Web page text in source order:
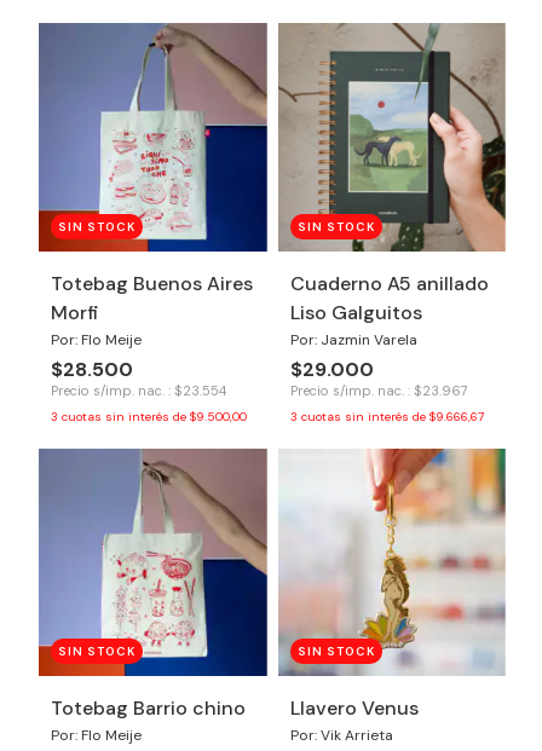
SIN STOCK
Totebag Buenos Aires
Morfi
Por: Flo Meije
$28.500
Precio s/imp. nac. : $23.554
3 cuotas sin interés de $9.500,00
SIN STOCK
Cuaderno A5 anillado
Liso Galguitos
Por: Jazmin Varela
$29.000
Precio s/imp. nac. : $23.967
3 cuotas sin interés de $9.666,67
SIN STOCK
Totebag Barrio chino
Por: Flo Meije
SIN STOCK
Llavero Venus
Por: Vik Arrieta